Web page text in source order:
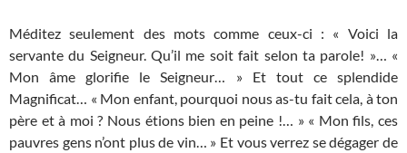
Méditez seulement des mots comme ceux-ci : « Voici la
servante du Seigneur. Qu’il me soit fait selon ta parole! »… «
Mon âme glorifie le Seigneur… » Et tout ce splendide
Magnificat… « Mon enfant, pourquoi nous as-tu fait cela, à ton
père et à moi ? Nous étions bien en peine !… » « Mon fils, ces
pauvres gens n’ont plus de vin… » Et vous verrez se dégager de